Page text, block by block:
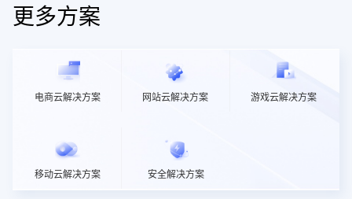
更多方案
电商云解决方案 网站云解决方案 游戏云解决方案
移动云解决方案 安全解决方案